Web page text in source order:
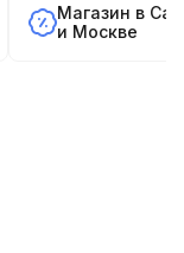
Магазин в
и Москве